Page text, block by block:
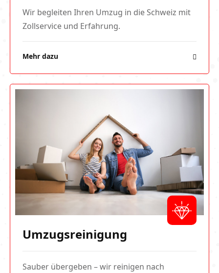
Wir begleiten Ihren Umzug in die Schweiz mit
Zollservice und Erfahrung.
Mehr dazu
Umzugsreinigung
Sauber übergeben – wir reinigen nach